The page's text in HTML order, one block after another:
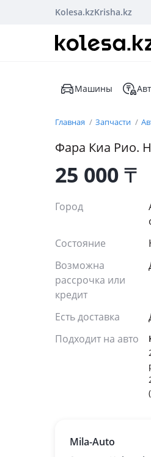
Kolesa.kzKrisha.kz
Машины
Главная Запчасти
Фара Киа Рио.
25 000₸
Город
Состояние
Возможна
рассрочка или
кредит
Есть доставка
Подходит на авто
Mila-Auto